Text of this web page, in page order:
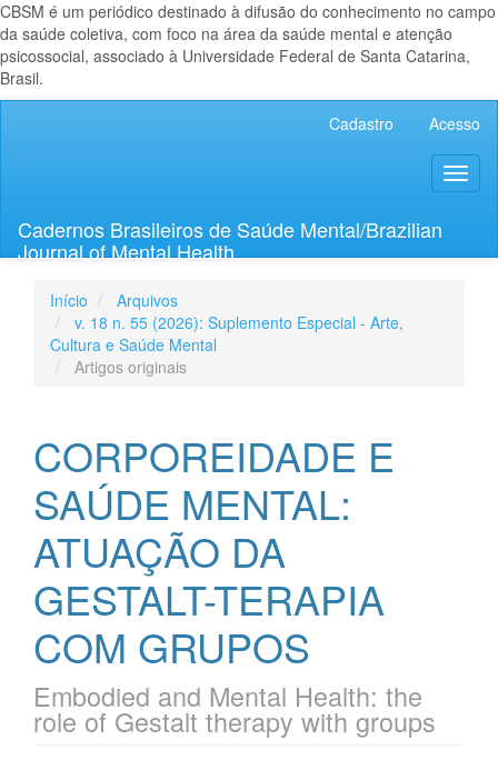
CBSM é um periódico destinado à difusão do conhecimento no campo
da saúde coletiva, com foco na área da saúde mental e atenção
psicossocial, associado à Universidade Federal de Santa Catarina,
Brasil.
Lateral
Cadastro Acesso
Cadernos Brasileiros de Saúde Mental/Brazilian
Journal of Mental Health
Início
Arquivos
v. 18 n. 55 (2026): Suplemento Especial - Arte,
Cultura e Saúde Mental
Artigos originais
CORPOREIDADE E
SAÚDE MENTAL:
ATUAÇÃO DA
GESTALT-TERAPIA
COM GRUPOS
Embodied and Mental Health: the
role of Gestalt therapy with groups